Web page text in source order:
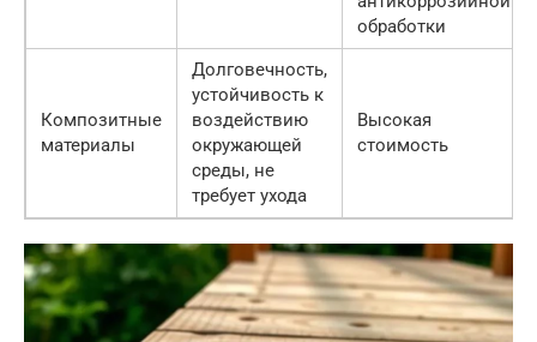
обработки
Композитные
материалы
Долговечность,
устойчивость к
воздействию
окружающей
среды, не
требует ухода
Высокая
стоимость